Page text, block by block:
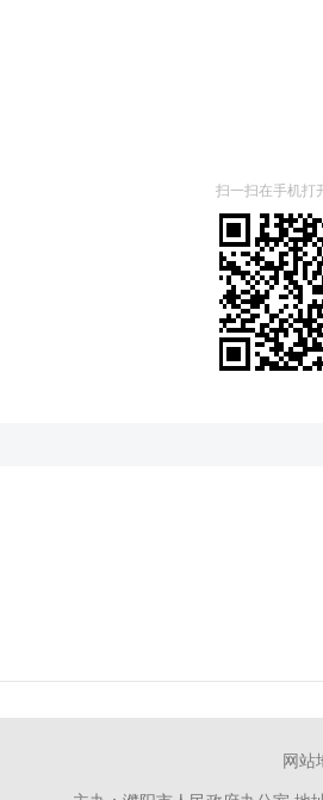
扫一扫在手机打
网站